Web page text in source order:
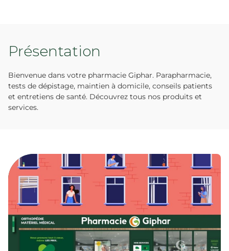
Présentation
Bienvenue dans votre pharmacie Giphar. Parapharmacie,
tests de dépistage, maintien à domicile, conseils patients
et entretiens de santé. Découvrez tous nos produits et
services.